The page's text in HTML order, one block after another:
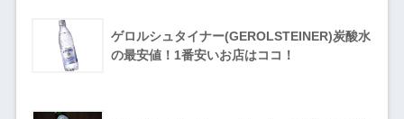
ゲロルシュタイナー(GEROLSTEINER)炭酸水
の最安値！1番安いお店はココ！